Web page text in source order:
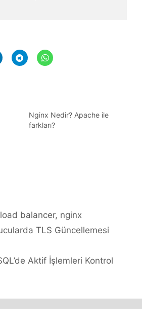
Nginx Nedir? Apache ile
farkları?
load balancer, nginx
TLS Güncellemesi
Aktif İşlemleri Kontrol